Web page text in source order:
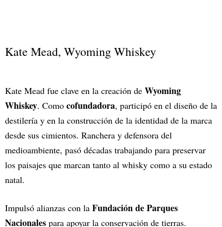
Kate Mead, Wyoming Whiskey
Kate Mead fue clave en la creación de Wyoming
Whiskey. Como cofundadora, participó en el diseño de la
destilería y en la construcción de la identidad de la marca
desde sus cimientos. Ranchera y defensora del
medioambiente, pasó décadas trabajando para preservar
los paisajes que marcan tanto al whisky como a su estado
natal.
Impulsó alianzas con la Fundación de Parques
Nacionales para apoyar la conservación de tierras.